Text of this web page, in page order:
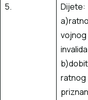
5.
Dijete:
vojnog
invalida
ratnog